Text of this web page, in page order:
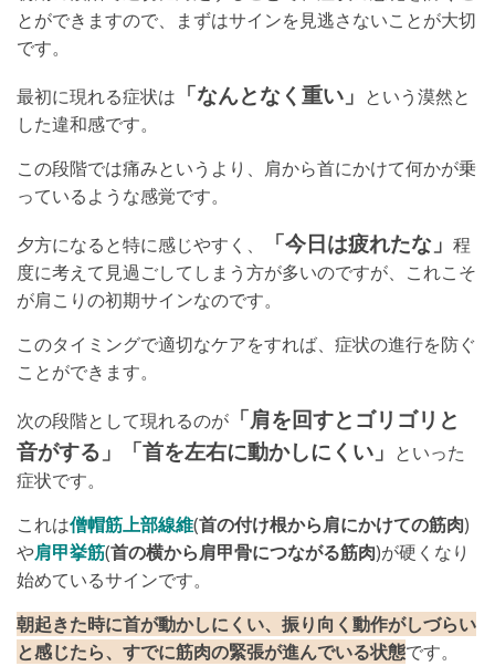
とができますので、まずはサインを見逃さないことが大切
です。
最初に現れる症状は 「なんとなく重い」 という漠然と
した違和感です。
この段階では痛みというより、肩から首にかけて何かが乗
っているような感覚です。
夕方になると特に感じやすく、
「今日は疲れたな」 程
度に考えて見過ごしてしまう方が多いのですが、これこそ
が肩こりの初期サインなのです。
このタイミングで適切なケアをすれば、症状の進行を防ぐ
ことができます。
次の段階として現れるのが 「肩を回すとゴリゴリと
音がする」「首を左右に動かしにくい」 といった
症状です。
これは僧帽筋上部線維(首の付け根から肩にかけての筋肉)
や肩甲挙筋(首の横から肩甲骨につながる筋肉)が硬くなり
始めているサインです。
朝起きた時に首が動かしにくい、振り向く動作がしづらい
と感じたら、すでに筋肉の緊張が進んでいる状態です。